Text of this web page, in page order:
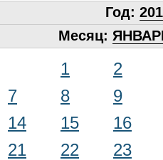
Год:
Месяц:
1
2
7
8
9
14
15
16
21
22
23